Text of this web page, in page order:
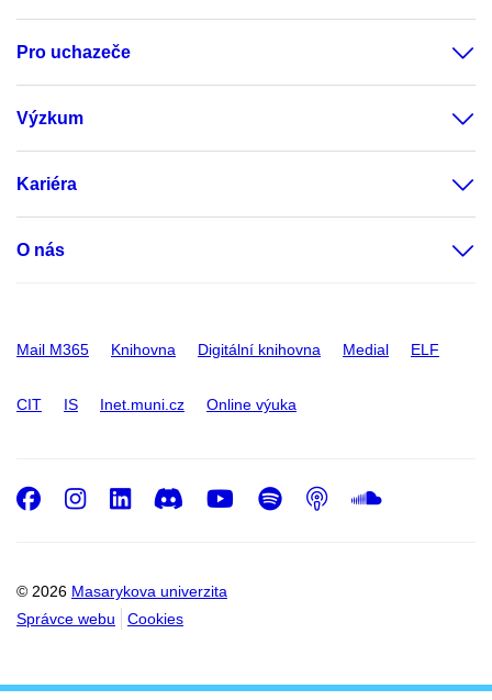
Pro uchazeče
Výzkum
Kariéra
O nás
Mail M365 Knihovna Digitální knihovna Medial ELF
CIT IS Inet.muni.cz Online výuka
© 2026 Masarykova univerzita
Správce webu
Cookies
Facebook
Instagram
LinkedIn
DiscordYoutube
Spotify
Podcast